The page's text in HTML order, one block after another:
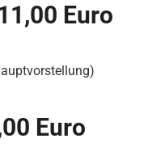
Euro
Euro